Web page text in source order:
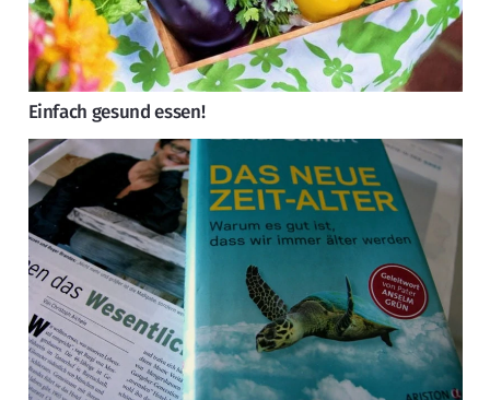
Einfach gesund essen!